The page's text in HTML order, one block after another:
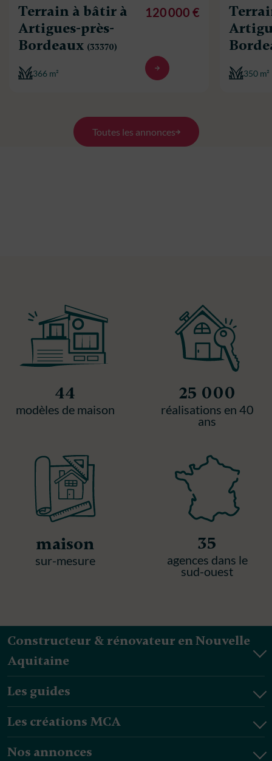
Terrain à bâtir à
Artigues-près-
Bordeaux (33370)
366 m²
120 000 €
350 m²
Toutes les annonces
44
modèles de maison
25 000
réalisations en 40
ans
maison
sur-mesure
35
agences dans le
sud-ouest
Constructeur & rénovateur en Nouvelle
Aquitaine
Les guides
Les créations MCA
Nos annonces